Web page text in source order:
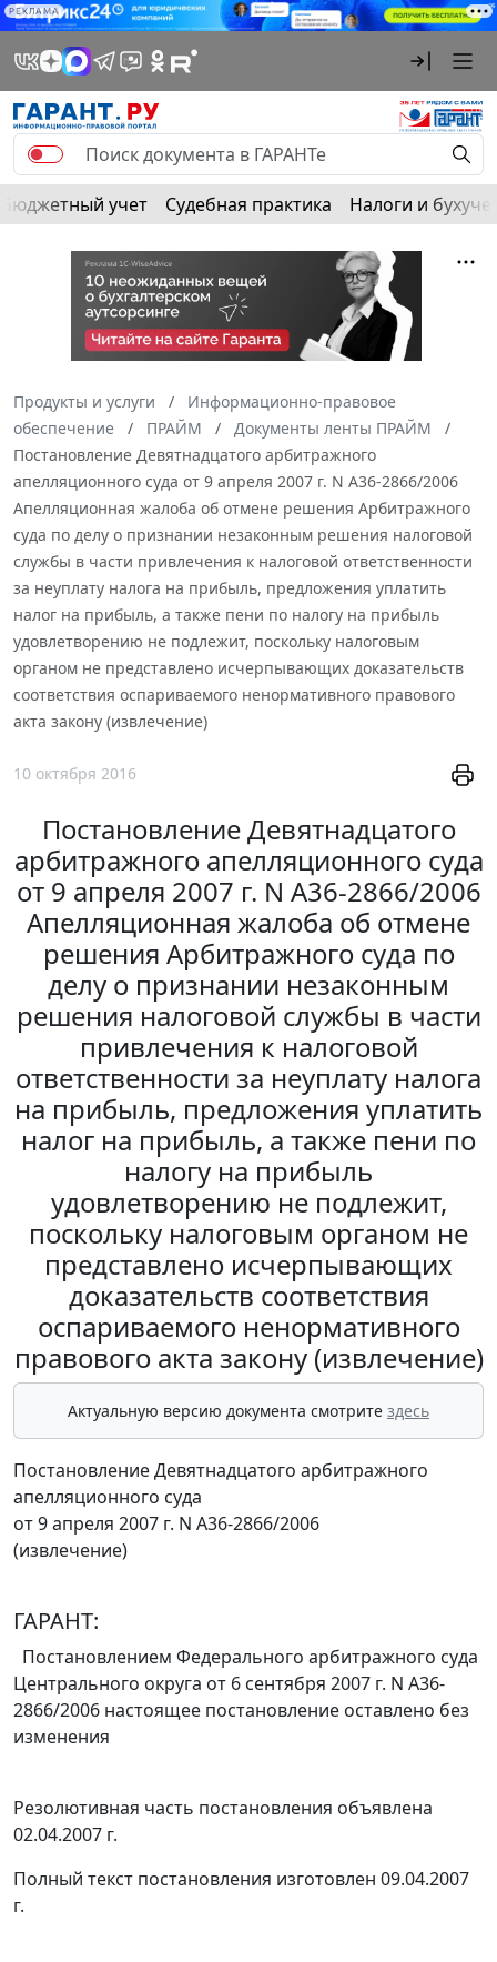
РЕКЛАМА
Бюджетный учет Судебная практика Налоги и
Продукты и услуги
Информационно-правовое
обеспечение
ПРАЙМ
Документы ленты ПРАЙМ
Постановление Девятнадцатого арбитражного
апелляционного суда от 9 апреля 2007 г. N А36-2866/2006
Апелляционная жалоба об отмене решения Арбитражного
суда по делу о признании незаконным решения налоговой
службы в части привлечения к налоговой ответственности
за неуплату налога на прибыль, предложения уплатить
налог на прибыль, а также пени по налогу на прибыль
удовлетворению не подлежит, поскольку налоговым
органом не представлено исчерпывающих доказательств
соответствия оспариваемого ненормативного правового
акта закону (извлечение)
10 октября 2016
Постановление Девятнадцатого
арбитражного апелляционного суда
от 9 апреля 2007 г. N А36-2866/2006
Апелляционная жалоба об отмене
решения Арбитражного суда по
делу о признании незаконным
решения налоговой службы в части
привлечения к налоговой
ответственности за неуплату налога
на прибыль, предложения уплатить
налог на прибыль, а также пени по
налогу на прибыль
удовлетворению не подлежит,
поскольку налоговым органом не
представлено исчерпывающих
доказательств соответствия
оспариваемого ненормативного
правового акта закону (извлечение)
Актуальную версию документа смотрите здесь
Постановление Девятнадцатого арбитражного
апелляционного суда
от 9 апреля 2007 г. N А36-2866/2006
(извлечение)
ГАРАНТ:
Постановлением Федерального арбитражного суда
Центрального округа от 6 сентября 2007 г. N А36-
2866/2006 настоящее постановление оставлено без
изменения
Резолютивная часть постановления объявлена
02.04.2007 г.
Полный текст постановления изготовлен 09.04.2007
г.